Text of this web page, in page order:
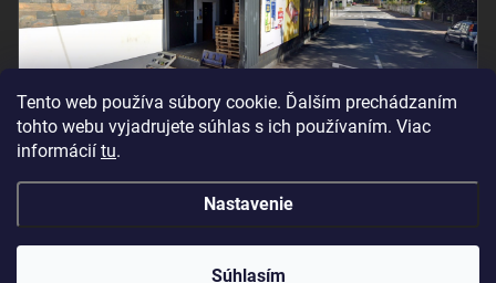
Tento web používa súbory cookie. Ďalším prechádzaním
tohto webu vyjadrujete súhlas s ich používaním. Viac
informácií tu.
Nastavenie
Súhlasím
Vchod pri označení „BILLA – PRÍJEM TOVARU“
Oramat . Všetky práva vyhradené.